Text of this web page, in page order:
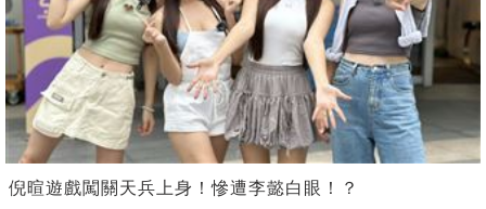
倪暄遊戲闖關天兵上身！慘遭李懿白眼！？